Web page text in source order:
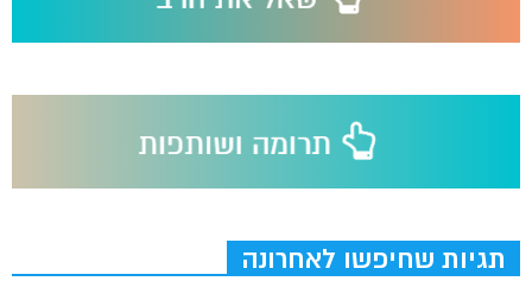
תגיות שחיפשו לאחרונה